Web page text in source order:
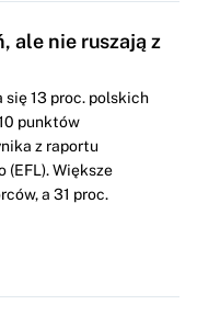
ale nie ruszają z
13 proc. polskich
punktów
z raportu
(EFL). Większe
a 31 proc.